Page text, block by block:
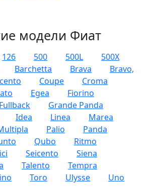
модели Фиат
126 500 500L
500X
Barchetta Brava
Bravo,
Coupe
Croma
Egea
Fiorino
Fullback
Grande Panda
Idea Linea
Marea
Palio
Panda
Qubo
Ritmo
Seicento
Siena
Talento
Tempra
Toro Ulysse Uno